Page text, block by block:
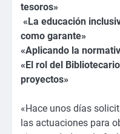
tesoros»
«La educación
como garante»
«Aplicando la
«El rol del
proyectos»
«Hace unos días
las actuaciones para